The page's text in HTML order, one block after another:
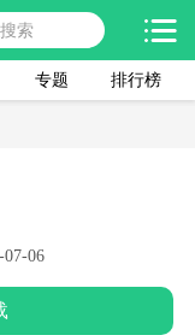
专题 排行榜
07-06